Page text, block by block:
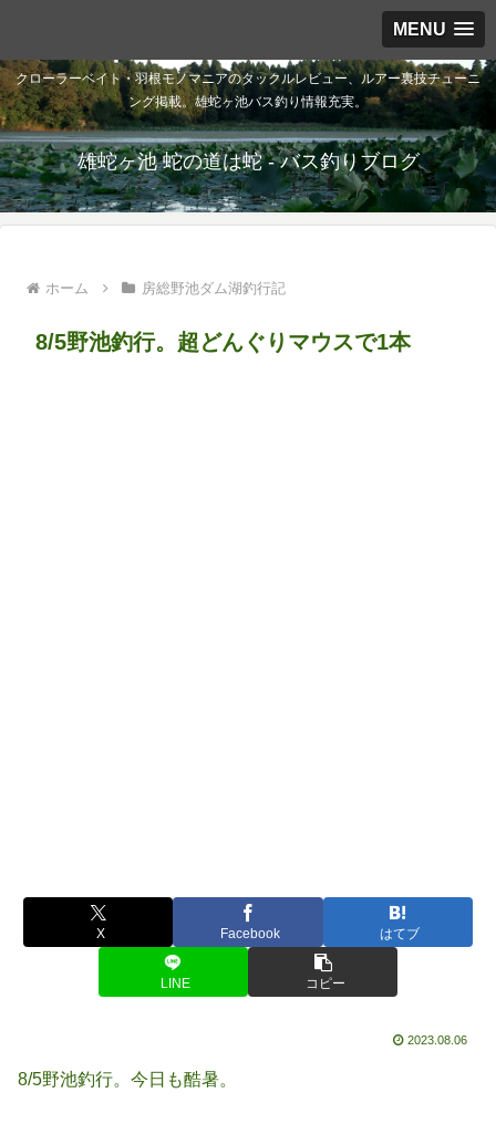
MENU
クローラーベイト・羽根モノマニアのタックルレビュー、ルアー裏技チューニ
ング掲載。雄蛇ヶ池バス釣り情報充実。
雄蛇ヶ池 蛇の道は蛇 - バス釣りブログ
ホーム 房総野池ダム湖釣行記
8/5野池釣行。超どんぐりマウスで1本
X Facebook はてブ
LINE コピー
2023.08.06
8/5野池釣行。今日も酷暑。